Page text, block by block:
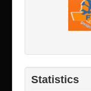
Statistics